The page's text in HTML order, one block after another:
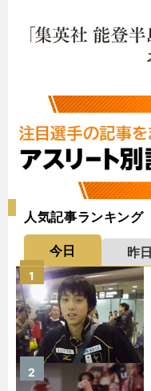
人気記事ランキング
今日 昨日
1
2